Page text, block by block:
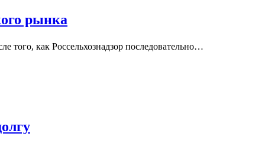
рынка
как Россельхознадзор последовательно…